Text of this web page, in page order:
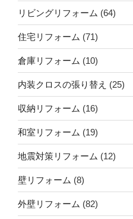
リビングリフォーム (64)
住宅リフォーム (71)
倉庫リフォーム (10)
内装クロスの張り替え (25)
収納リフォーム (16)
和室リフォーム (19)
地震対策リフォーム (12)
壁リフォーム (8)
外壁リフォーム (82)